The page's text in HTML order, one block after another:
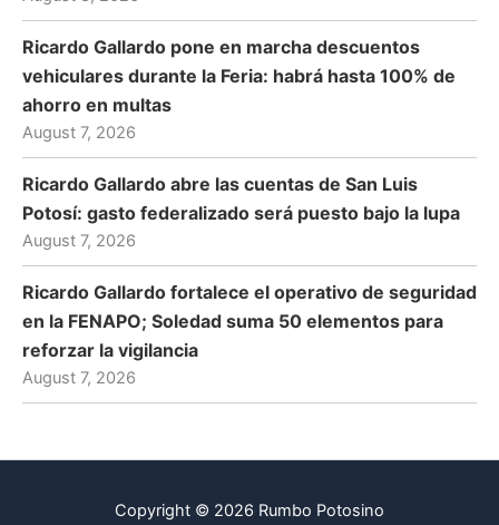
Ricardo Gallardo pone en marcha descuentos
vehiculares durante la Feria: habrá hasta 100% de
ahorro en multas
August 7, 2026
Ricardo Gallardo abre las cuentas de San Luis
Potosí: gasto federalizado será puesto bajo la lupa
August 7, 2026
Ricardo Gallardo fortalece el operativo de seguridad
en la FENAPO; Soledad suma 50 elementos para
reforzar la vigilancia
August 7, 2026
Copyright © 2026 Rumbo Potosino